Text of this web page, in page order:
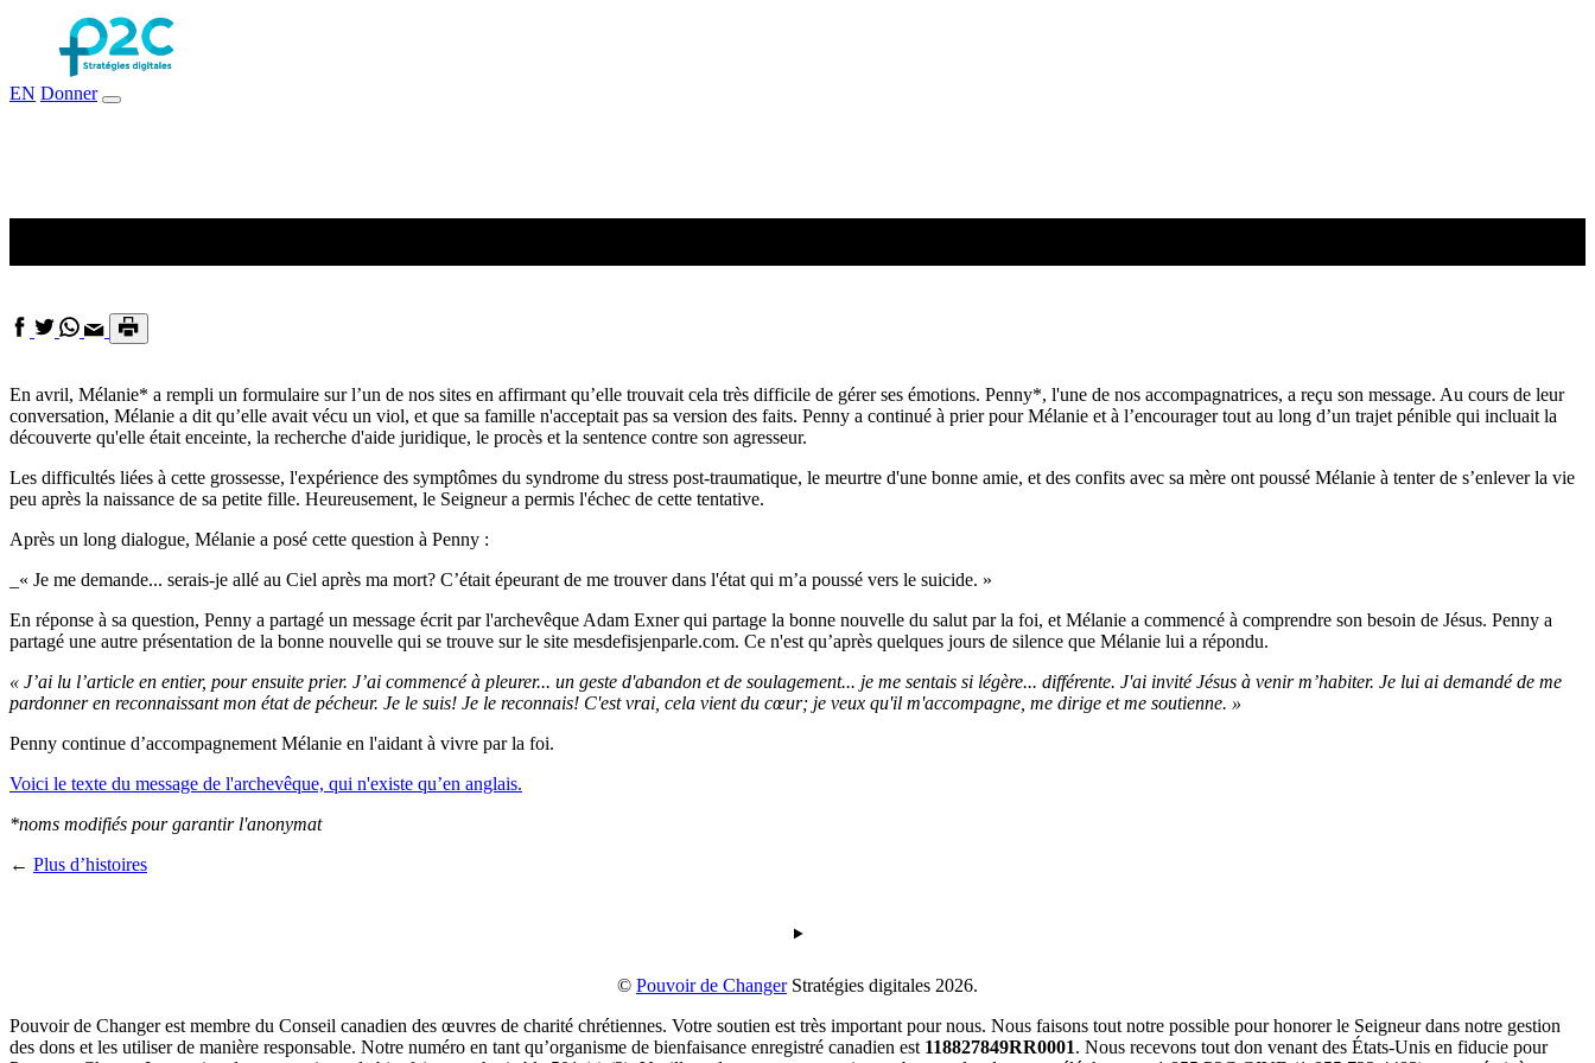
EN Donner
En avril, Mélanie* a rempli un formulaire sur l’un de nos sites en affirmant qu’elle trouvait cela très difficile de gérer ses émotions. Penny*, l'une de nos accompagnatrices, a reçu son message. Au cours de leur
conversation, Mélanie a dit qu’elle avait vécu un viol, et que sa famille n'acceptait pas sa version des faits. Penny a continué à prier pour Mélanie et à l’encourager tout au long d’un trajet pénible qui incluait la
découverte qu'elle était enceinte, la recherche d'aide juridique, le procès et la sentence contre son agresseur.
Les difficultés liées à cette grossesse, l'expérience des symptômes du syndrome du stress post-traumatique, le meurtre d'une bonne amie, et des confits avec sa mère ont poussé Mélanie à tenter de s’enlever la vie
peu après la naissance de sa petite fille. Heureusement, le Seigneur a permis l'échec de cette tentative.
Après un long dialogue, Mélanie a posé cette question à Penny :
_« Je me demande... serais-je allé au Ciel après ma mort? C’était épeurant de me trouver dans l'état qui m’a poussé vers le suicide. »
En réponse à sa question, Penny a partagé un message écrit par l'archevêque Adam Exner qui partage la bonne nouvelle du salut par la foi, et Mélanie a commencé à comprendre son besoin de Jésus. Penny a
partagé une autre présentation de la bonne nouvelle qui se trouve sur le site mesdefisjenparle.com. Ce n'est qu’après quelques jours de silence que Mélanie lui a répondu.
« J’ai lu l’article en entier, pour ensuite prier. J’ai commencé à pleurer... un geste d'abandon et de soulagement... je me sentais si légère... différente. J'ai invité Jésus à venir m’habiter. Je lui ai demandé de me
pardonner en reconnaissant mon état de pécheur. Je le suis! Je le reconnais! C'est vrai, cela vient du cœur; je veux qu'il m'accompagne, me dirige et me soutienne. »
Penny continue d’accompagnement Mélanie en l'aidant à vivre par la foi.
Voici le texte du message de l'archevêque, qui n'existe qu’en anglais.
*noms modifiés pour garantir l'anonymat
← Plus d’histoires
© Pouvoir de ChangerStratégies digitales 2026.
Pouvoir de Changer est membre du Conseil canadien des œuvres de charité chrétiennes. Votre soutien est très important pour nous. Nous faisons tout notre possible pour honorer le Seigneur dans notre gestion
des dons et les utiliser de manière responsable. Notre numéro en tant qu’organisme de bienfaisance enregistré canadien est 118827849RR0001. Nous recevons tout don venant des États-Unis en fiducie pour